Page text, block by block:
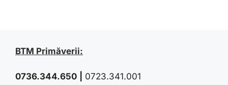
BTM Primăverii:
0736.344.650 0723.341.001